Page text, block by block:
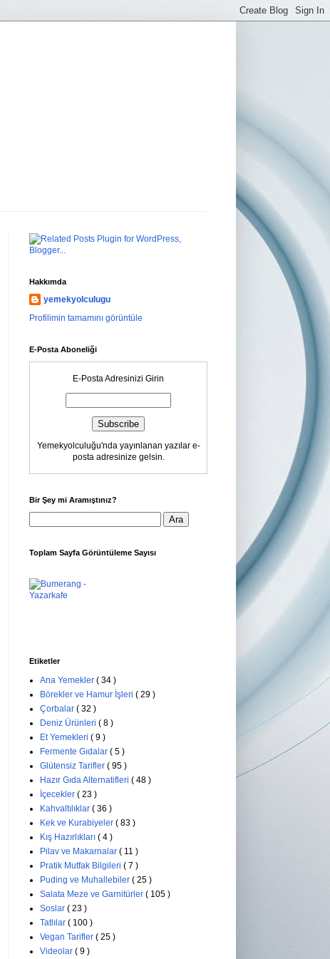
Hakkımda
yemekyolculugu
Profilimin tamamını görüntüle
E-Posta Aboneliği
E-Posta Adresinizi Girin
Yemekyolculuğu'nda yayınlanan yazılar e-
posta adresinize gelsin.
Bir Şey mi Aramıştınız?
Toplam Sayfa Görüntüleme Sayısı
Etiketler
Ana Yemekler ( 34 )
Börekler ve Hamur İşleri ( 29 )
Çorbalar ( 32 )
Deniz Ürünleri ( 8 )
Et Yemekleri ( 9 )
Fermente Gıdalar ( 5 )
Glütensiz Tarifler ( 95 )
Hazır Gıda Alternatifleri ( 48 )
İçecekler ( 23 )
Kahvaltılıklar ( 36 )
Kek ve Kurabiyeler ( 83 )
Kış Hazırlıkları ( 4 )
Pilav ve Makarnalar ( 11 )
Pratik Mutfak Bilgileri ( 7 )
Puding ve Muhallebiler ( 25 )
Salata Meze ve Garnitürler ( 105 )
Soslar ( 23 )
Tatlılar ( 100 )
Vegan Tarifler ( 25 )
Videolar ( 9 )